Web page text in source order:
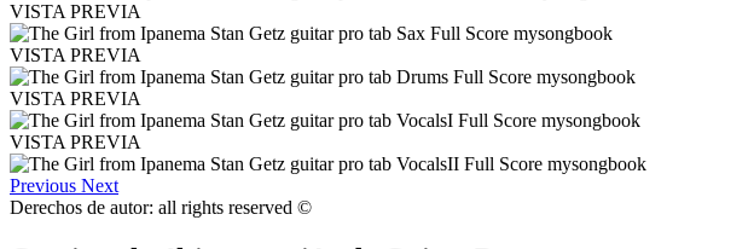
VISTA PREVIA
VISTA PREVIA
VISTA PREVIA
VISTA PREVIA
Previous Next
Derechos de autor: all rights reserved ©